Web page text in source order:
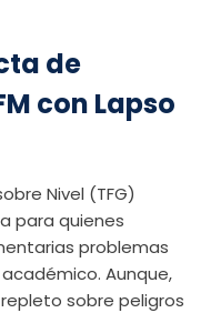
de
con Lapso
Nivel (TFG)
para quienes
problemas
Aunque,
sobre peligros